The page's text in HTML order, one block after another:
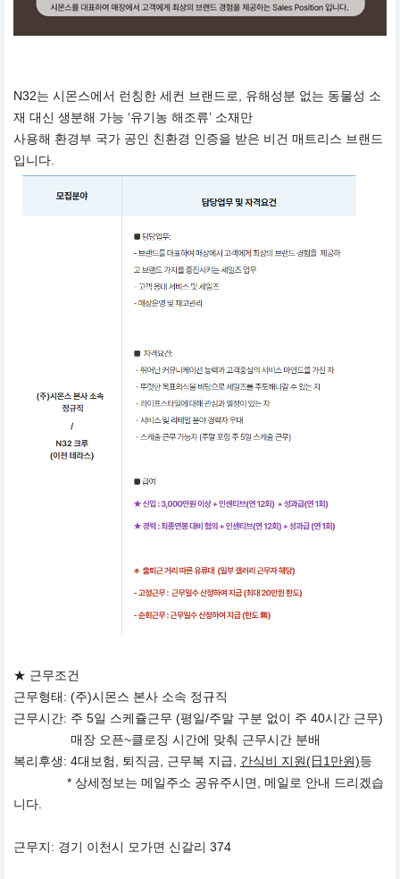
N32는 시몬스에서 런칭한 세컨 브랜드로, 유해성분 없는 동물성 소
재 대신 생분해 가능 ‘유기농 해조류’ 소재만
사용해 환경부 국가 공인 친환경 인증을 받은 비건 매트리스 브랜드
입니다.
★ 근무조건
근무형태: (주)시몬스 본사 소속 정규직
근무시간: 주 5일 스케쥴근무 (평일/주말 구분 없이 주 40시간 근무)
매장 오픈~클로징 시간에 맞춰 근무시간 분배
복리후생: 4대보험, 퇴직금, 근무복 지급, 간식비 지원(日1만원)등
* 상세정보는 메일주소 공유주시면, 메일로 안내 드리겠습
니다.
근무지: 경기 이천시 모가면 신갈리 374